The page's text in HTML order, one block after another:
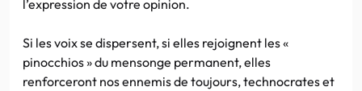
l’expression de votre opinion.
Si les voix se dispersent, si elles rejoignent les «
pinocchios » du mensonge permanent, elles
renforceront nos ennemis de toujours, technocrates et